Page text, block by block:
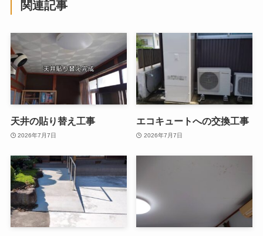
関連記事
天井の貼り替え工事
2026年7月7日
エコキュートへの交換工事
2026年7月7日